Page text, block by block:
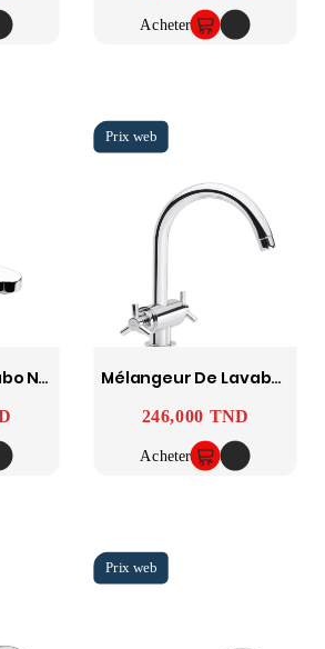
Acheter
Mitigeur De Lavabo Nabeul SOPAL Mélangeur De Lavabo Monastir SOPAL
Prix
246,000 TND
Acheter